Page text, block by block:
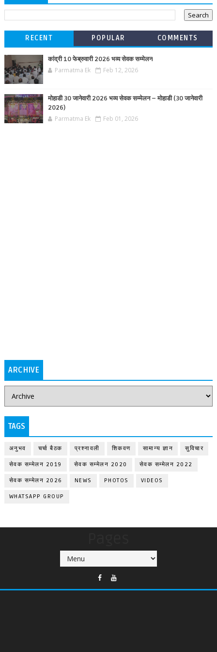
RECENT POPULAR COMMENTS
कांद्री 10 फेब्रुवारी 2026 भव्य सेवक सम्मेलन
Parmatma Ek Feb 12, 2026
मोहाडी 30 जानेवारी 2026 भव्य सेवक सम्मेलन – मोहाडी (30 जानेवारी
2026)
Parmatma Ek Feb 01, 2026
ARCHIVE
TAGS
अनुभव चर्चा बैठक प्रश्नावली शिकवण सामान्य ज्ञान सुविचार
सेवक सम्मेलन 2019 सेवक सम्मेलन 2020 सेवक सम्मेलन 2022
सेवक सम्मेलन 2026 NEWS PHOTOS VIDEOS
WHATSAPP GROUP